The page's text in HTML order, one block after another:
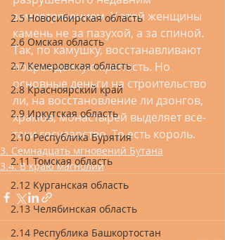
2.5 Новосибирская область
2.6 Омская область
2.7 Кемеровская область
2.8 Красноярский край
2.9 Иркутская область
2.10 Республика Бурятия
2.11 Томская область
2.12 Курганская область
2.13 Челябинская область
2.14 Республика Башкортостан
землетрясением. У этой женщины
камень не за пазухой, а за спиной.
Так, по камушку, восстанавливают
поврежденную крепость. Но
основные деньги на строительство
ли, на восстановление ли дзонгов,
храмов, монастырей выделяет все-
таки государство. То есть король.
3. Семнадцать мгновений Бутана
3.4. В краю магнолий